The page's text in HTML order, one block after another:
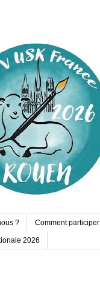
? Comment participer
2026